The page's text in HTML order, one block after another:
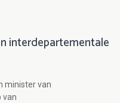
interdepartementale
minister van
van